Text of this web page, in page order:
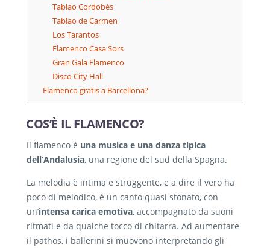
Tablao Cordobés
Tablao de Carmen
Los Tarantos
Flamenco Casa Sors
Gran Gala Flamenco
Disco City Hall
Flamenco gratis a Barcellona?
COS’È IL FLAMENCO?
Il flamenco è una musica e una danza tipica
dell’Andalusia, una regione del sud della Spagna.
La melodia è intima e struggente, e a dire il vero ha
poco di melodico, è un canto quasi stonato, con
un’intensa carica emotiva, accompagnato da suoni
ritmati e da qualche tocco di chitarra. Ad aumentare
il pathos, i ballerini si muovono interpretando gli